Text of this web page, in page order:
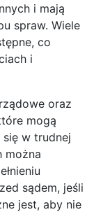
i mają
spraw. Wiele
co
i
oraz
mogą
w trudnej
można
sądem, jeśli
jest, aby nie